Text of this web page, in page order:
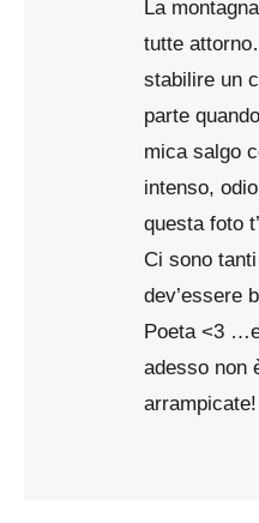
La
tutte
stabilire un
parte
mica salgo
intenso,
questa foto
Ci sono
dev’essere
Poeta <3
adesso non
arrampicate!